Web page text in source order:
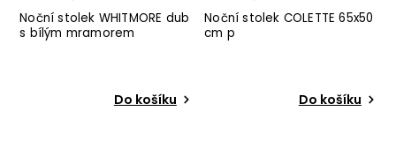
Noční stolek WHITMORE dub
s bílým mramorem
Do košíku
Noční stolek COLETTE 65x50
cm p
Do košíku